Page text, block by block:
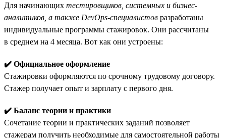
Для начинающих тестировщиков, системных и бизнес-
аналитиков, а также DevOps-специалистов разработаны
индивидуальные программы стажировок. Они рассчитаны
в среднем на 4 месяца. Вот как они устроены:
✔️ Официальное оформление
Стажировки оформляются по срочному трудовому договору.
Стажер получает опыт и зарплату с первого дня.
✔️ Баланс теории и практики
Сочетание теории и практических заданий позволяет
стажерам получить необходимые для самостоятельной работы